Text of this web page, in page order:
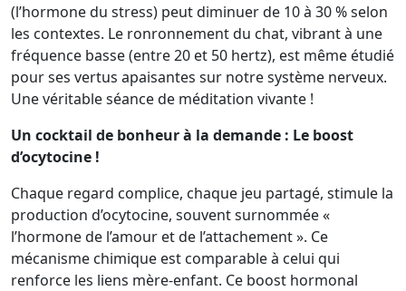
(l’hormone du stress) peut diminuer de 10 à 30 % selon
les contextes. Le ronronnement du chat, vibrant à une
fréquence basse (entre 20 et 50 hertz), est même étudié
pour ses vertus apaisantes sur notre système nerveux.
Une véritable séance de méditation vivante !
Un cocktail de bonheur à la demande : Le boost
d’ocytocine !
Chaque regard complice, chaque jeu partagé, stimule la
production d’ocytocine, souvent surnommée «
l’hormone de l’amour et de l’attachement ». Ce
mécanisme chimique est comparable à celui qui
renforce les liens mère-enfant. Ce boost hormonal